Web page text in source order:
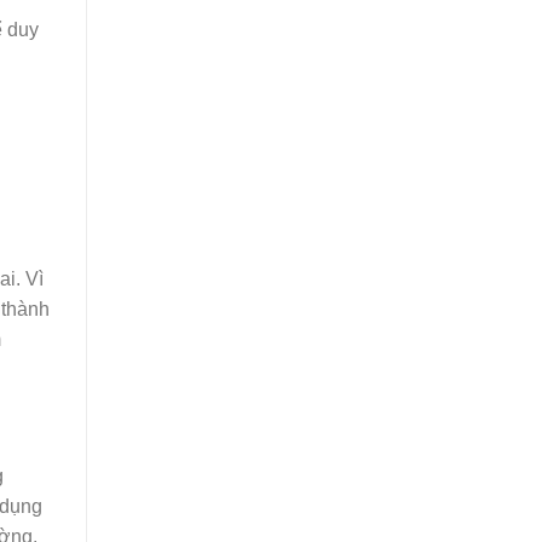
duy
Vì